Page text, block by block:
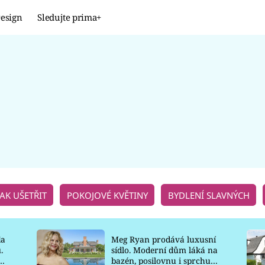
Sledujte prima+
UŠETŘIT POKOJOVÉ KVĚTINY BYDLENÍ SLAVNÝCH
Meg Ryan prodává luxusní
sídlo. Moderní dům láká na
bazén, posilovnu i sprchu